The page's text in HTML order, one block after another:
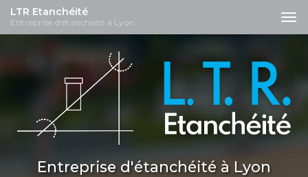
LTR Etanchéité
Entreprise d'étanchéité à Lyon
Entreprise d'étanchéité à Lyon